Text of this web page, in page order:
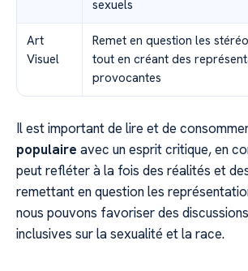
sexuels
Art
Visuel
Remet en question les
tout en créant des
provocantes
Il est important de lire et de
populaire avec un esprit critique, en
peut refléter à la fois des réalités et
remettant en question les
nous pouvons favoriser des
inclusives sur la sexualité et la race.